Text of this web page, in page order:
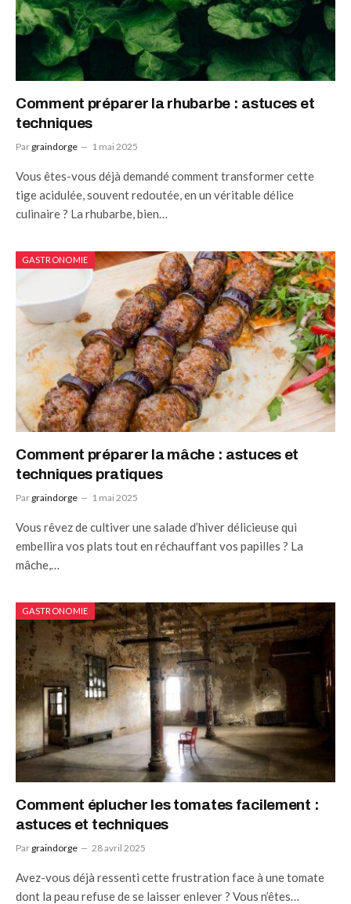
Comment préparer la rhubarbe : astuces et
techniques
Par graindorge 1 mai 2025
Vous êtes-vous déjà demandé comment transformer cette
tige acidulée, souvent redoutée, en un véritable délice
culinaire ? La rhubarbe, bien…
GASTRONOMIE
Comment préparer la mâche : astuces et
techniques pratiques
Par graindorge 1 mai 2025
Vous rêvez de cultiver une salade d’hiver délicieuse qui
embellira vos plats tout en réchauffant vos papilles ? La
mâche,…
GASTRONOMIE
Comment éplucher les tomates facilement :
astuces et techniques
Par graindorge 28 avril 2025
Avez-vous déjà ressenti cette frustration face à une tomate
dont la peau refuse de se laisser enlever ? Vous n’êtes…